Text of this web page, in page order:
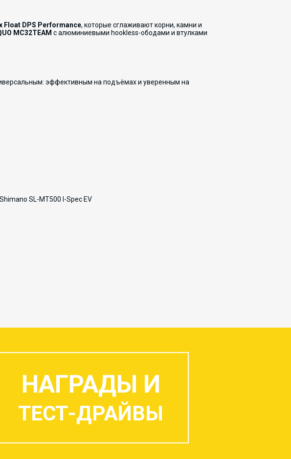
Float DPS Performance, которые сглаживают корни, камни и
MC32TEAM с алюминиевыми hookless-ободами и втулками
эффективным на подъёмах и уверенным на
SL-MT500 I-Spec EV
НАГРАДЫ И
ТЕСТ-ДРАЙВЫ